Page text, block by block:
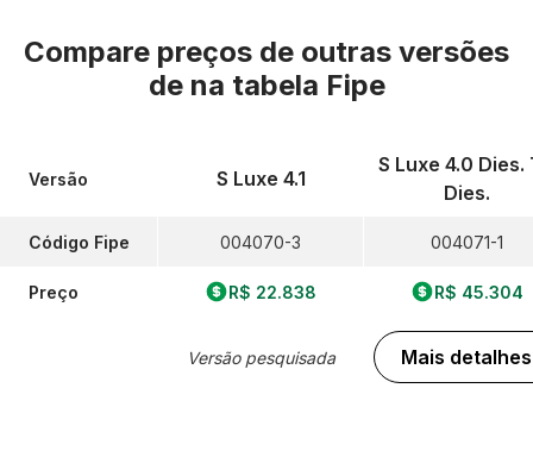
Compare preços de outras versões
de na tabela Fipe
Versão
Código Fipe
Preço
S Luxe 4.1
004070-3
R$ 22.838
Versão pesquisada
S Luxe 4.0 Dies.
Dies.
004071-1
R$ 45.304
Mais detalhes